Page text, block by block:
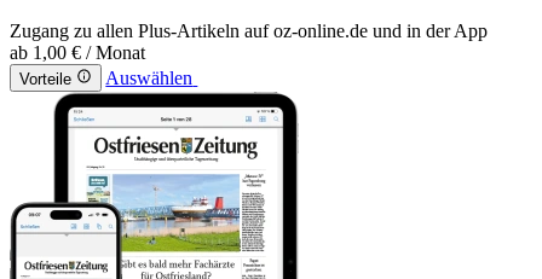
Zugang zu allen Plus-Artikeln auf oz-online.de und in der App
ab 1,00 € / Monat
Vorteile Auswählen